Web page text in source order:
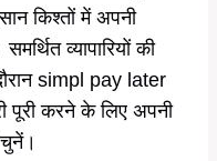
किश्तों में अपनी
व्यापारियों की
simpl pay later
पूरी करने के लिए अपनी